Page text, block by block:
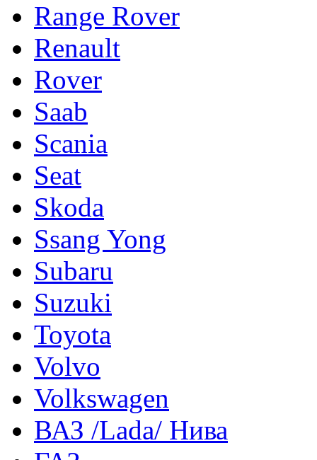
Range Rover
Renault
Rover
Saab
Scania
Seat
Skoda
Ssang Yong
Subaru
Suzuki
Toyota
Volvo
Volkswagen
ВАЗ /Lada/ Нива